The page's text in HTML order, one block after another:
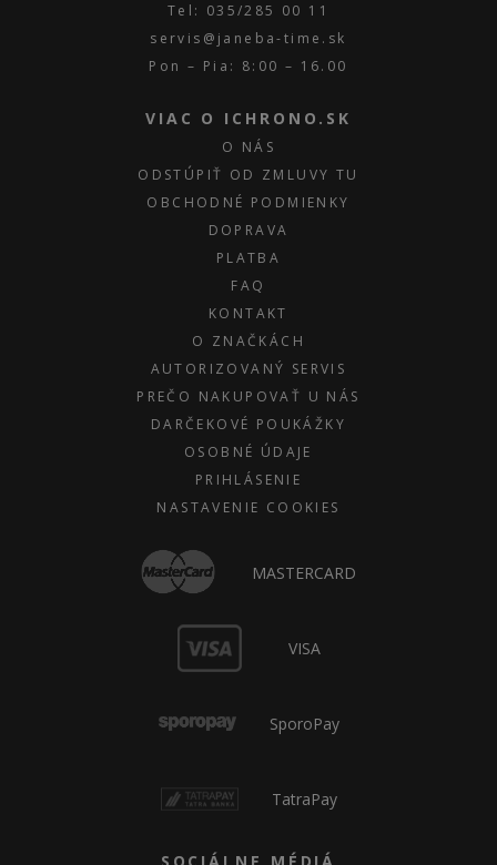
Tel: 035/285 00 11
servis@janeba-time.sk
Pon – Pia: 8:00 – 16.00
VIAC O ICHRONO.SK
O NÁS
ODSTÚPIŤ OD ZMLUVY TU
OBCHODNÉ PODMIENKY
DOPRAVA
PLATBA
FAQ
KONTAKT
O ZNAČKÁCH
AUTORIZOVANÝ SERVIS
PREČO NAKUPOVAŤ U NÁS
DARČEKOVÉ POUKÁŽKY
OSOBNÉ ÚDAJE
PRIHLÁSENIE
NASTAVENIE COOKIES
MASTERCARD
VISA
SporoPay
TatraPay